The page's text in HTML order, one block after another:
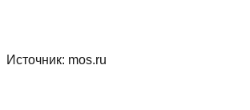
Источник: mos.ru